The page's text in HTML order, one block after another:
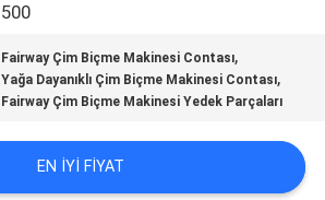
500
Fairway Çim Biçme Makinesi Contası,
Yağa Dayanıklı Çim Biçme Makinesi Contası,
Fairway Çim Biçme Makinesi Yedek Parçaları
EN IYI FIYAT